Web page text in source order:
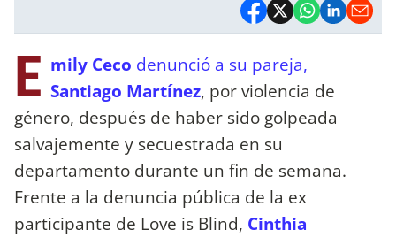
E mily Ceco denunció a su pareja,
Santiago Martínez, por violencia de
género, después de haber sido golpeada
salvajemente y secuestrada en su
departamento durante un fin de semana.
Frente a la denuncia pública de la ex
participante de Love is Blind, Cinthia